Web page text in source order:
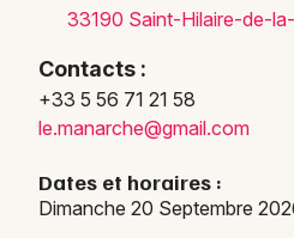
Choisir mes départements
33190 Saint-Hilaire-de-
Contacts :
+33 5 56 71 21 58
le.manarche@gmail.com
Dates et horaires :
Dimanche 20 Septembre